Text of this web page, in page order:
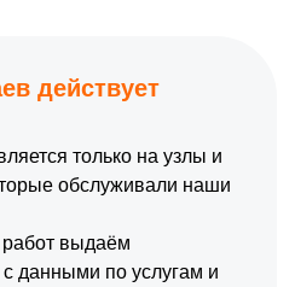
действует
только на узлы и
обслуживали наши
выдаём
данными по услугам и